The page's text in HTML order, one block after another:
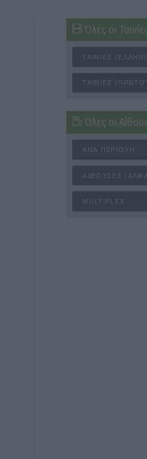
Όλες οι
ΤΑΙΝΊΕΣ
ΤΑΙΝΊΕΣ
Όλες οι
ΑΝΆ ΠΕΡΙΟΧΉ
ΑΊΘΟΥΣΕΣ
MULTIPLEX